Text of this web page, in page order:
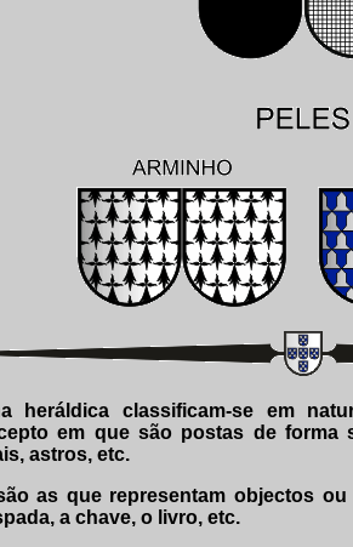
heráldica classificam-se em
em que são postas de
astros, etc.
as que representam objectos
a chave, o livro, etc.